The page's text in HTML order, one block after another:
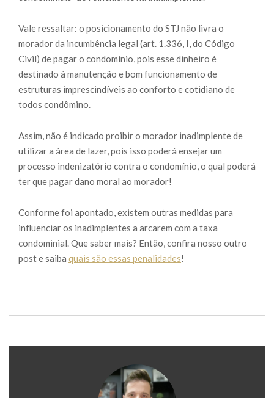
Vale ressaltar: o posicionamento do STJ não livra o
morador da incumbência legal (art. 1.336, I, do Código
Civil) de pagar o condomínio, pois esse dinheiro é
destinado à manutenção e bom funcionamento de
estruturas imprescindíveis ao conforto e cotidiano de
todos condômino.
Assim, não é indicado proibir o morador inadimplente de
utilizar a área de lazer, pois isso poderá ensejar um
processo indenizatório contra o condomínio, o qual poderá
ter que pagar dano moral ao morador!
Conforme foi apontado, existem outras medidas para
influenciar os inadimplentes a arcarem com a taxa
condominial. Que saber mais? Então, confira nosso outro
post e saiba quais são essas penalidades!